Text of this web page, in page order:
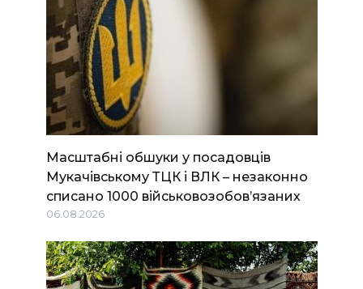
Масштабні обшуки у посадовців
Мукачівському ТЦК і ВЛК – незаконно
списано 1000 військовозобов’язаних
06.08.2026